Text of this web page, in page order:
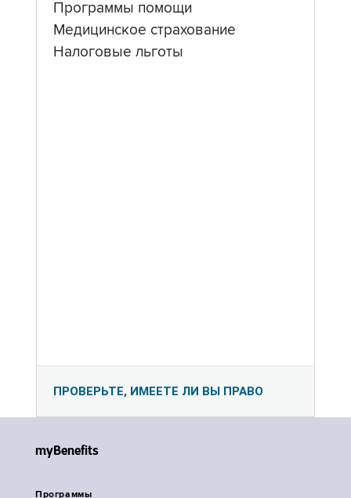
Программы помощи
Медицинское страхование
Налоговые льготы
ПРОВЕРЬТЕ, ИМЕЕТЕ ЛИ ВЫ ПРАВО
myBenefits
Программы